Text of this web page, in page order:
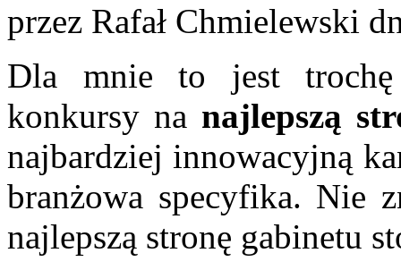
przez Rafał Chmielewski
Dla mnie to jest
konkursy na najlepszą
najbardziej innowacyjną
branżowa specyfika. Nie
najlepszą stronę gabinetu